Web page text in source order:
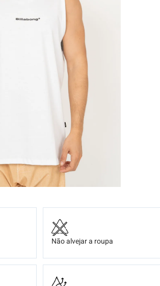
Não alvejar a roupa